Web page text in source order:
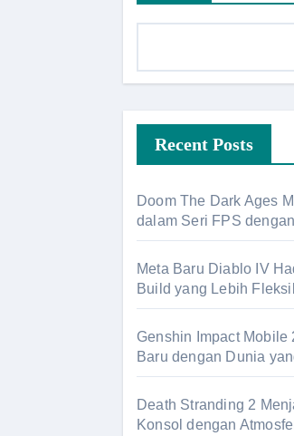
Recent Posts
Doom The Dark Ages
dalam Seri FPS
Meta Baru Diablo IV
Build yang Lebih
Genshin Impact
Baru dengan Dunia
Death Stranding 2
Konsol dengan